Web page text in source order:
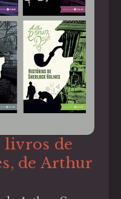
livros de
de Arthur